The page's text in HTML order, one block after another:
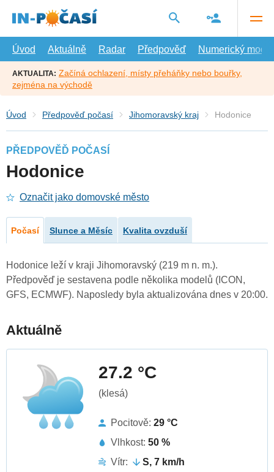
hlavní
Úvod
Aktuálně Radar Předpověď Numerický model
AKTUALITA: Začíná ochlazení, místy přeháňky nebo bouřky,
zejména na východě
Úvod Předpověď počasí Jihomoravský kraj Hodonice
PŘEDPOVĚĎ POČASÍ
Hodonice
Označit jako domovské město
Počasí Slunce a Měsíc Kvalita ovzduší
Hodonice leží v kraji Jihomoravský (219 m n. m.).
Předpověď je sestavena podle několika modelů (ICON,
GFS, ECMWF). Naposledy byla aktualizována dnes v 20:00.
Aktuálně
27.2 °C
(klesá)
Pocitově: 29 °C
Vlhkost: 50 %
Vítr:
S, 7 km/h